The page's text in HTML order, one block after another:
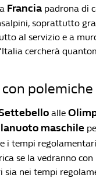
Francia padrona di
soprattutto
al servizio e a
cercherà
polemiche
alle
maschile
i tempi
se la vedranno
nei tempi